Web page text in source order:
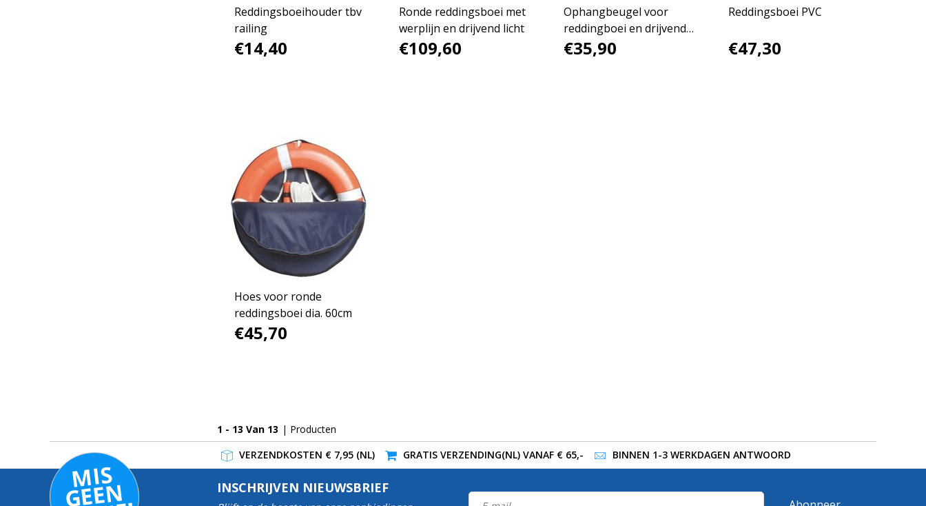
Reddingsboeihouder tbv
railing
€14,40
Ronde reddingsboei met
werplijn en drijvend licht
€109,60
Ophangbeugel voor
reddingboei en drijvend
reddinglicht
€35,90
Reddingsboei PVC
€47,30
Hoes voor ronde
reddingsboei dia. 60cm
€45,70
1 - 13 Van 13 | Producten
VERZENDKOSTEN € 7,95 (NL)
GRATIS VERZENDING(NL) VANAF € 65,- BINNEN 1-3 WERKDAGEN ANTWOORD
MI
S
G
E
E
N
A
C
TI INSCHRIJVEN NIEUWSBRIEF